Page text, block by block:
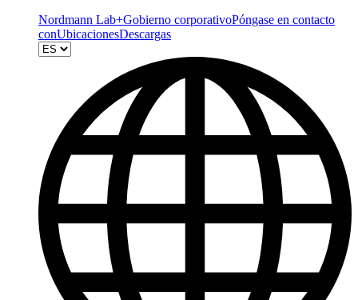
Nordmann Lab+Gobierno corporativoPóngase en contacto
conUbicacionesDescargas